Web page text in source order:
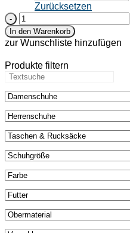
Zurücksetzen
Bio-
Herrensneaker
aus
Naturleder
Karakara
-
mokka
Menge
In den Warenkorb
zur Wunschliste hinzufügen
Produkte filtern